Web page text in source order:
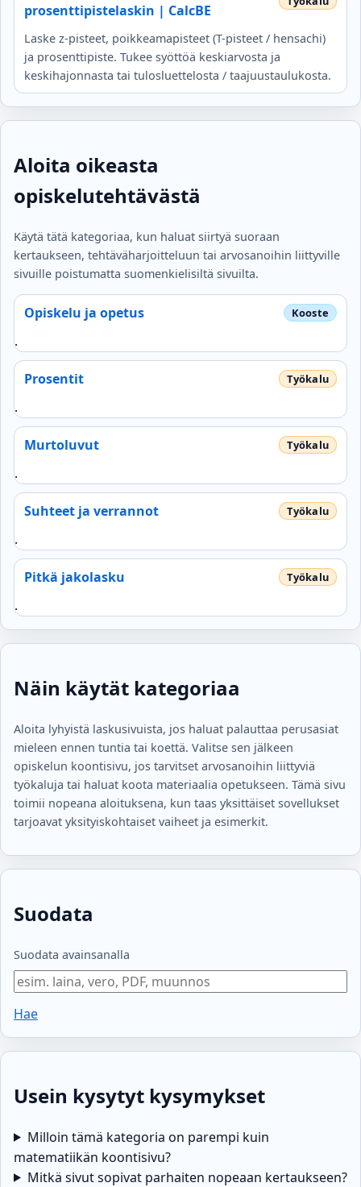
prosenttipistelaskin | CalcBE
Laske z-pisteet, poikkeamapisteet (T-pisteet / hensachi)
ja prosenttipiste. Tukee syöttöä keskiarvosta ja
keskihajonnasta tai tulosluettelosta / taajuustaulukosta.
Aloita oikeasta
opiskelutehtävästä
Käytä tätä kategoriaa, kun haluat siirtyä suoraan
kertaukseen, tehtäväharjoitteluun tai arvosanoihin liittyville
sivuille poistumatta suomenkielisiltä sivuilta.
Opiskelu ja opetus
.
Prosentit
.
Murtoluvut
.
Suhteet ja verrannot
.
Pitkä jakolasku
.
Näin käytät kategoriaa
Aloita lyhyistä laskusivuista, jos haluat palauttaa perusasiat
mieleen ennen tuntia tai koettä. Valitse sen jälkeen
opiskelun koontisivu, jos tarvitset arvosanoihin liittyviä
työkaluja tai haluat koota materiaalia opetukseen. Tämä sivu
toimii nopeana aloituksena, kun taas yksittäiset sovellukset
tarjoavat yksityiskohtaiset vaiheet ja esimerkit.
Suodata
Suodata avainsanalla
Hae
Usein kysytyt kysymykset
Milloin tämä kategoria on parempi kuin
matematiikän koontisivu?
Mitkä sivut sopivat parhaiten nopeaan kertaukseen?